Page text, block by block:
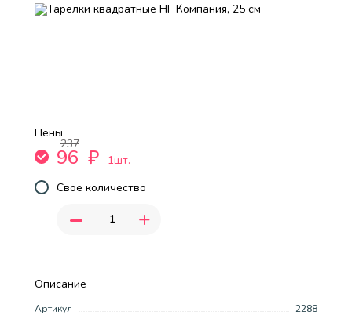
Описание
Артикул
2288
Цены
237
96 ₽
1шт.
Свое количество
- +